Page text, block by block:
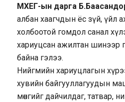
МХЕГ-ын дарга
албан хаагчдын ёс зүй, үйл
холбоотой гомдол санал
хариуцсан ажилтан шинээр
байна гэлээ.
Нийгмийн хариуцлагын
хувийн байгууллагуудын
мөнгийг дайчилдаг, татвар,